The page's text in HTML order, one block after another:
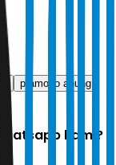
pramono anung
kami?